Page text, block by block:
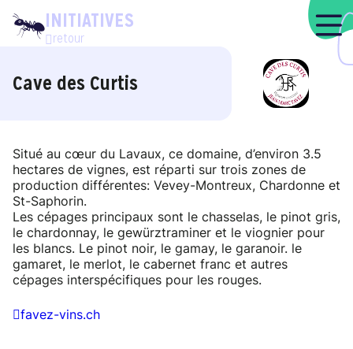
INITIATIVES
retour
Cave des Curtis
Situé au cœur du Lavaux, ce domaine, d’environ 3.5
hectares de vignes, est réparti sur trois zones de
production différentes: Vevey-Montreux, Chardonne et
St-Saphorin.
Les cépages principaux sont le chasselas, le pinot gris,
le chardonnay, le gewürztraminer et le viognier pour
les blancs. Le pinot noir, le gamay, le garanoir. le
gamaret, le merlot, le cabernet franc et autres
cépages interspécifiques pour les rouges.
favez-vins.ch